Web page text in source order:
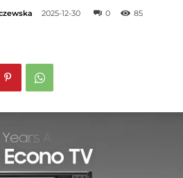
2025-12-30 0 85